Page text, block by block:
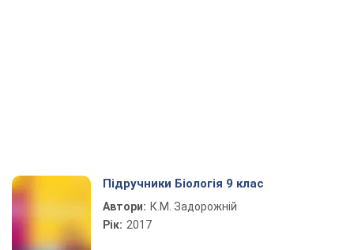
Підручники Біологія 9 клас
Автори: К.М. Задорожній
Рік: 2017